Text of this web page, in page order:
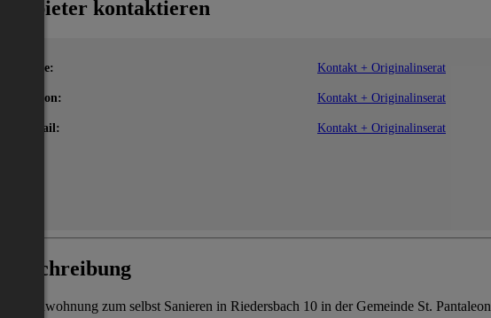
Anbieter kontaktieren
Name: Kontakt + Originalinserat
Telefon: Kontakt + Originalinserat
E-Mail: Kontakt + Originalinserat
Beschreibung
Gartenwohnung zum selbst Sanieren in Riedersbach 10 in der Gemeinde St. Pantaleon